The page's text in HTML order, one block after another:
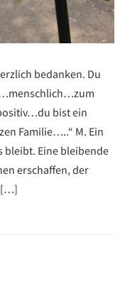
bedanken. Du
bist ein
Familie…..“ M. Ein
bleibt. Eine bleibende
erschaffen, der
[…]